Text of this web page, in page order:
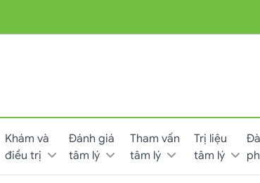
Khám và
điều trị
Đánh giá
tâm lý
Tham vấn
tâm lý
Trị liệu
tâm lý